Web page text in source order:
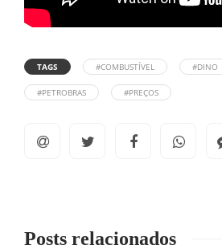
TAGS #COMBUSTÍVEL #DINO
#PETROBRAS #PREÇOS
Posts relacionados